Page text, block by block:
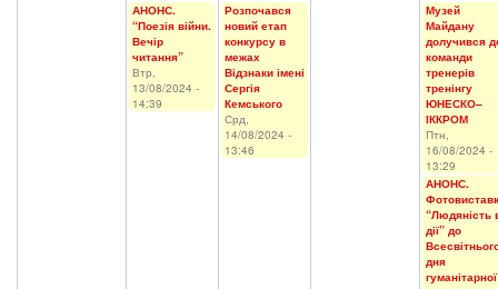
АНОНС.
“Поезія війни.
Вечір
читання”
Втр,
13/08/2024 -
14:39
Розпочався
новий етап
конкурсу в
межах
Відзнаки імені
Сергія
Кемського
Срд,
14/08/2024 -
13:46
Музей
Майдану
долучився
команди
тренерів
тренінгу
ЮНЕСКО–
ІККРОМ
Птн,
16/08/2024 -
13:29
АНОНС.
“Людяність
дії” до
дня
гуманітарної